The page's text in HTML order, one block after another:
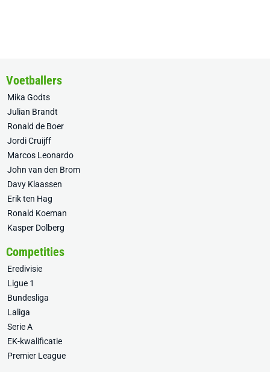
Voetballers
Mika Godts
Julian Brandt
Ronald de Boer
Jordi Cruijff
Marcos Leonardo
John van den Brom
Davy Klaassen
Erik ten Hag
Ronald Koeman
Kasper Dolberg
Competities
Eredivisie
Ligue 1
Bundesliga
Laliga
Serie A
EK-kwalificatie
Premier League